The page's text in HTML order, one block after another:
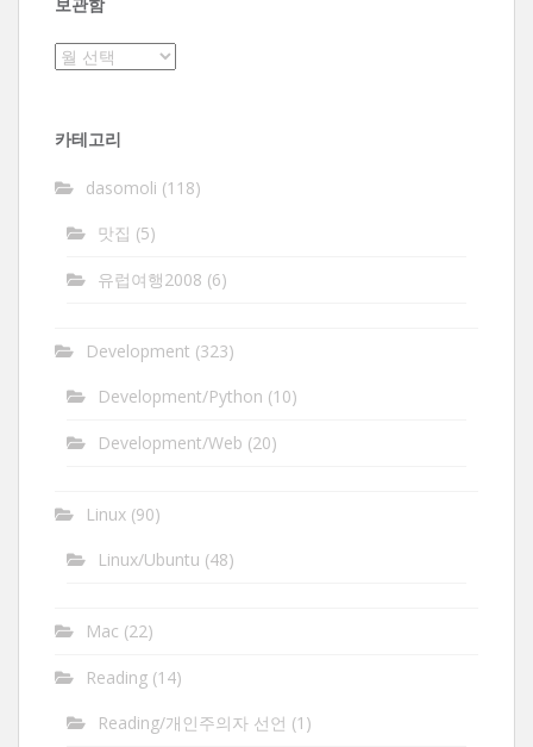
보
카테고리
dasomoli (118)
맛집 (5)
유럽여행2008 (6)
Development (323)
Development/Python (10)
Development/Web (20)
Linux (90)
Linux/Ubuntu (48)
Mac (22)
Reading (14)
Reading/개인주의자 선언 (1)